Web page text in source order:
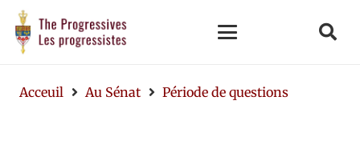
Acceuil Au Sénat Période de questions